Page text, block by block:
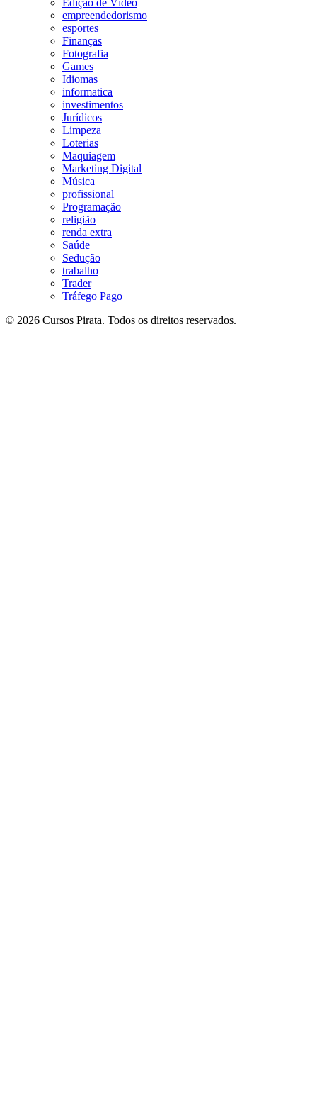
Edição de Vídeo
empreendedorismo
esportes
Finanças
Fotografia
Games
Idiomas
informatica
investimentos
Jurídicos
Limpeza
Loterias
Maquiagem
Marketing Digital
Música
profissional
Programação
religião
renda extra
Saúde
Sedução
trabalho
Trader
Tráfego Pago
© 2026 Cursos Pirata. Todos os direitos reservados.